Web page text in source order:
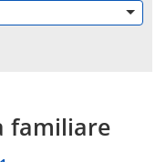
familiare